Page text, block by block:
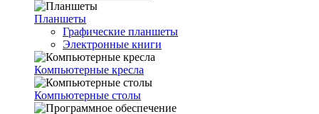
Планшеты
Графические планшеты
Электронные книги
Компьютерные кресла
Компьютерные столы